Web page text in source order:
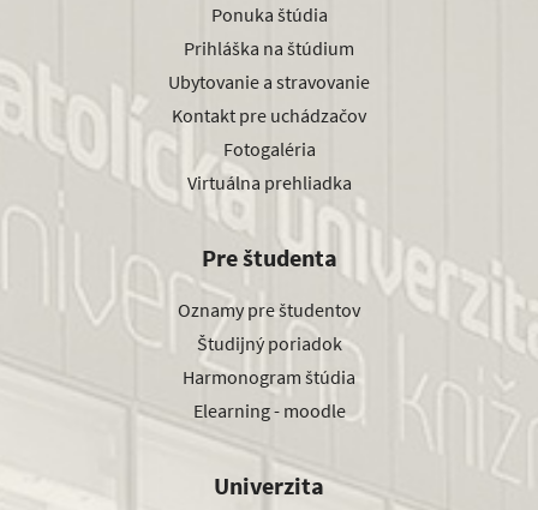
Ponuka štúdia
Prihláška na štúdium
Ubytovanie a stravovanie
Kontakt pre uchádzačov
Fotogaléria
Virtuálna prehliadka
Pre študenta
Oznamy pre študentov
Študijný poriadok
Harmonogram štúdia
Elearning - moodle
Univerzita